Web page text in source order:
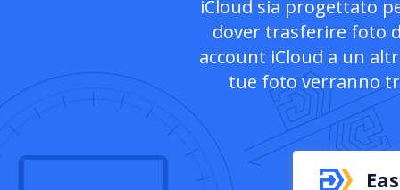
iCloud sia progettato
dover trasferire foto
account iCloud a un
tue foto verranno